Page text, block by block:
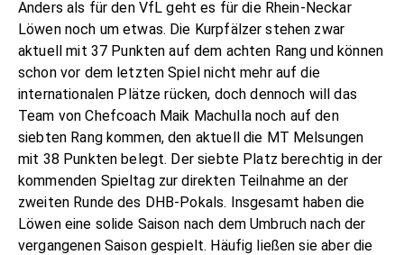
Anders als für den VfL geht es für die Rhein-Neckar
Löwen noch um etwas. Die Kurpfälzer stehen zwar
aktuell mit 37 Punkten auf dem achten Rang und können
schon vor dem letzten Spiel nicht mehr auf die
internationalen Plätze rücken, doch dennoch will das
Team von Chefcoach Maik Machulla noch auf den
siebten Rang kommen, den aktuell die MT Melsungen
mit 38 Punkten belegt. Der siebte Platz berechtig in der
kommenden Spieltag zur direkten Teilnahme an der
zweiten Runde des DHB-Pokals. Insgesamt haben die
Löwen eine solide Saison nach dem Umbruch nach der
vergangenen Saison gespielt. Häufig ließen sie aber die